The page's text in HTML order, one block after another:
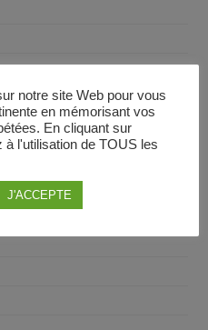
notre site Web pour vous
en mémorisant vos
En cliquant sur
l'utilisation de TOUS les
J'ACCEPTE